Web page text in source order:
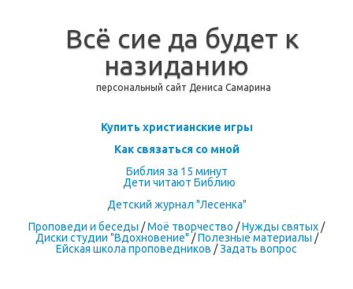
Всё сие да будет к
назиданию
персональный сайт Дениса Самарина
Перейти к содержимому
Купить христианские игры
Как связаться со мной
Библия за 15 минут
Дети читают Библию
Детский журнал "Лесенка"
Проповеди и беседы /Моё творчество /Нужды святых /
Диски студии "Вдохновение" /Полезные материалы /
Ейская школа проповедников /Задать вопрос